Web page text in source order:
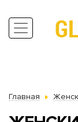
Главная